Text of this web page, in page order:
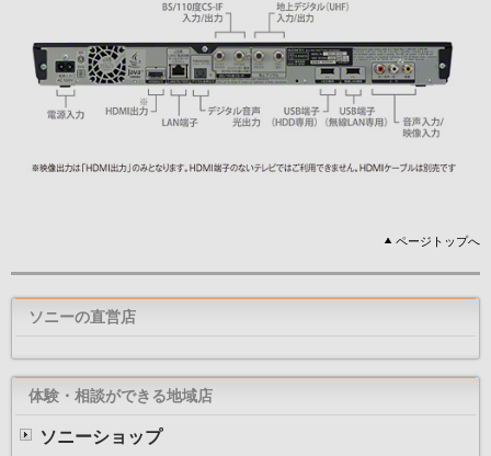
ページトップへ
ソニーの直営店
体験・相談ができる地域店
ソニーショップ